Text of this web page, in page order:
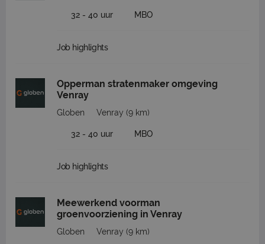
32 - 40 uur MBO
Job highlights
Opperman stratenmaker omgeving
Venray
Globen Venray (9 km)
32 - 40 uur MBO
Job highlights
Meewerkend voorman
groenvoorziening in Venray
Globen Venray (9 km)